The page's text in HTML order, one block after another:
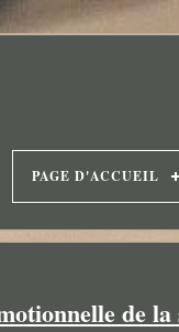
PAGE D'ACCUEIL
de